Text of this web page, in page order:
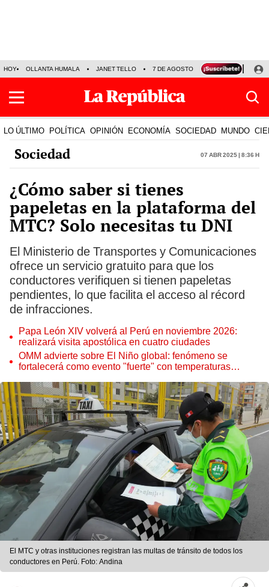
HOY OLLANTA HUMALA JANET TELLO 7 DE AGOSTO TINKA RESULTADOS
LO ÚLTIMO POLÍTICA OPINIÓN ECONOMÍA SOCIEDAD MUNDO
Sociedad 07 Abr 2025 | 8:36 h
¿Cómo saber si tienes
papeletas en la plataforma del
MTC? Solo necesitas tu DNI
El Ministerio de Transportes y Comunicaciones
ofrece un servicio gratuito para que los
conductores verifiquen si tienen papeletas
pendientes, lo que facilita el acceso al récord
de infracciones.
Papa León XIV volverá al Perú en noviembre 2026:
realizará visita apostólica en cuatro ciudades
OMM advierte sobre El Niño global: fenómeno se
fortalecerá como evento "fuerte" con temperaturas
El MTC y otras instituciones registran las multas de tránsito de todos los
conductores en Perú. Foto: Andina